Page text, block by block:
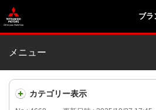
ブラ
メニュー
カテゴリー表示